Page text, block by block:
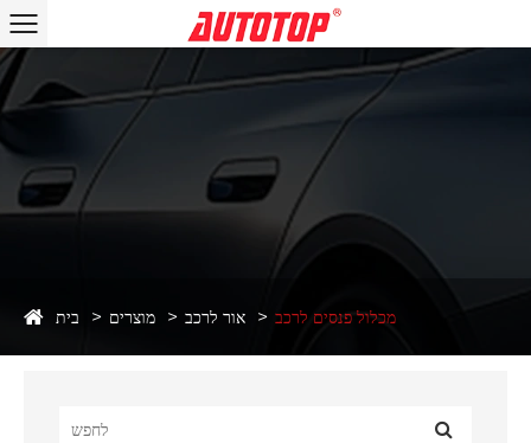
בית מוצרים אור לרכב מכלול פנסים לרכב